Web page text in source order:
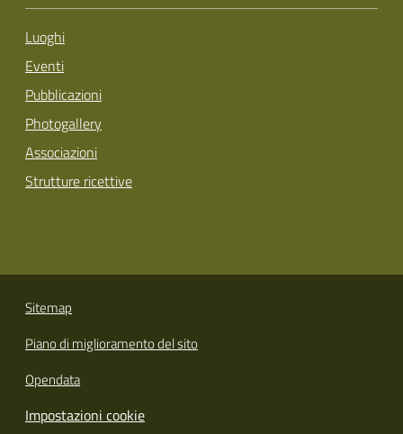
Luoghi
Eventi
Pubblicazioni
Photogallery
Associazioni
Strutture ricettive
Sitemap
Piano di miglioramento del sito
Opendata
Impostazioni cookie